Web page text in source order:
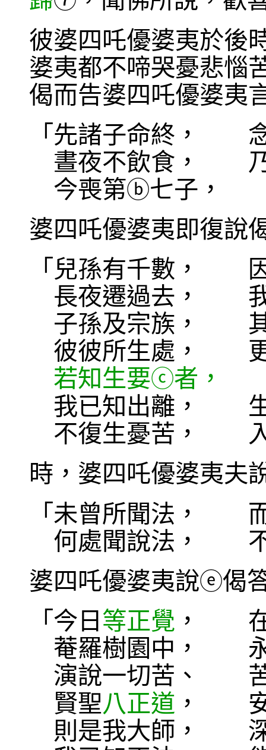
彼婆四吒優婆夷於後
婆夷都不啼哭憂悲惱
偈而告婆四吒優婆夷
「先諸子命終，
晝夜不飲食， 乃
今喪第ⓑ七子，
婆四吒優婆夷即復說
「兒孫有千數，
長夜遷過去， 我
子孫及宗族， 其
彼彼所生處， 更
若知生要ⓒ者，
我已知出離， 生
不復生憂苦， 入
時，婆四吒優婆夷夫
「未曾所聞法，
何處聞說法， 不
婆四吒優婆夷說ⓔ偈
「今日 等正覺 ， 在
菴羅樹園中， 永
演說一切苦、
賢聖八正道 ， 安
則是我大師， 深